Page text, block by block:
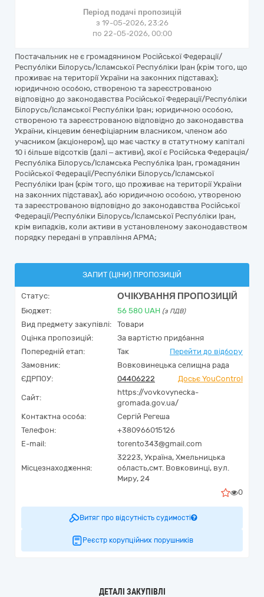
Період подачі пропозицій
з 19-05-2026, 23:26
по 22-05-2026, 00:00
Постачальник не є громадянином Російської Федерації/
Республіки Білорусь/Ісламської Республіки Іран (крім того, що
проживає на території України на законних підставах);
юридичною особою, створеною та зареєстрованою
відповідно до законодавства Російської Федерації/Республіки
Білорусь/Ісламської Республіки Іран; юридичною особою,
створеною та зареєстрованою відповідно до законодавства
України, кінцевим бенефіціарним власником, членом або
учасником (акціонером), що має частку в статутному капіталі
10 і більше відсотків (далі – активи), якої є Російська Федерація/
Республіка Білорусь/Ісламська Республіка Іран, громадянин
Російської Федерації/Республіки Білорусь/Ісламської
Республіки Іран (крім того, що проживає на території України
на законних підставах), або юридичною особою, утвореною
та зареєстрованою відповідно до законодавства Російської
Федерації/Республіки Білорусь/Ісламської Республіки Іран,
крім випадків, коли активи в установленому законодавством
порядку передані в управління АРМА;
ЗАПИТ (ЦІНИ) ПРОПОЗИЦІЙ
Статус: ОЧІКУВАННЯ ПРОПОЗИЦІЙ
Бюджет: 56 580 UAH (з ПДВ)
Вид предмету закупівлі:
Товари
Оцінка пропозицій:
За вартістю придбання
Попередній етап:
Так
Перейти до відбору
Замовник:
Вовковинецька селищна рада
ЄДРПОУ:
04406222 Досьє YouControl
Сайт:
https://vovkovynecka-
gromada.gov.ua/
Контактна особа:
Сергій Регеша
Телефон:
+380966015126
E-mail:
torento343@gmail.com
Місцезнаходження:
32223, Україна, Хмельницька
область,смт. Вовковинці, вул.
Миру, 24
0
Витяг про відсутність судимості
Реєстр корупційних порушників
ДЕТАЛІ ЗАКУПІВЛІ